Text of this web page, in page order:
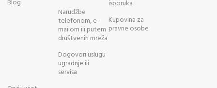
Blog
Narudžbe
telefonom, e-
mailom ili putem
društvenih mreža
Dogovori uslugu
ugradnje ili
servisa
isporuka
Kupovina za
pravne osobe